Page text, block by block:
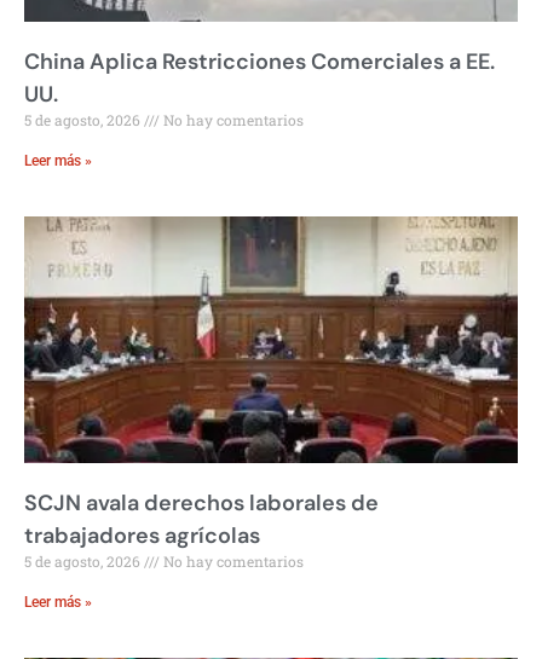
China Aplica Restricciones Comerciales a EE.
UU.
5 de agosto, 2026 No hay comentarios
Leer más »
SCJN avala derechos laborales de
trabajadores agrícolas
5 de agosto, 2026 No hay comentarios
Leer más »